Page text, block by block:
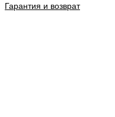
Гарантия и возврат